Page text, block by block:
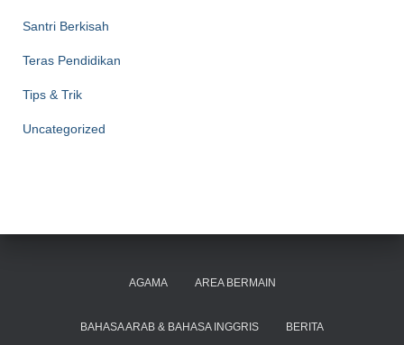
Santri Berkisah
Teras Pendidikan
Tips & Trik
Uncategorized
AGAMA AREA BERMAIN
BAHASA ARAB & BAHASA INGGRIS BERITA